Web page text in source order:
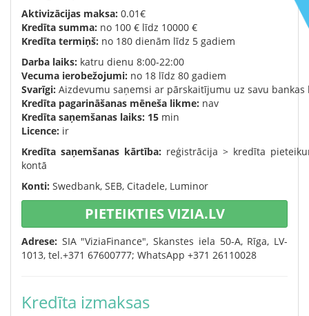
Aktivizācijas maksa: 0.01€
Kredīta summa: no 100 € līdz 10000 €
Kredīta termiņš: no 180 dienām līdz 5 gadiem
Darba laiks: katru dienu 8:00-22:00
Vecuma ierobežojumi: no 18 līdz 80 gadiem
Svarīgi: Aizdevumu saņemsi ar pārskaitījumu uz savu bankas
Kredīta pagarināšanas mēneša likme: nav
Kredīta saņemšanas laiks: 15 min
Licence: ir
Kredīta saņemšanas kārtība: reģistrācija > kredīta
kontā
Konti: Swedbank, SEB, Citadele, Luminor
PIETEIKTIES VIZIA.LV
Adrese: SIA "ViziaFinance", Skanstes iela 50-A, Rīga, LV-
1013, tel.+371 67600777; WhatsApp +371 26110028
Kredīta izmaksas